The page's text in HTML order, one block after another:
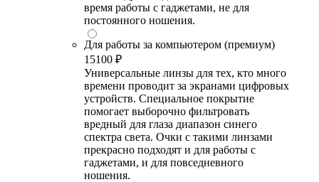
время работы с гаджетами, не для
постоянного ношения.
Для работы за компьютером (премиум)
15100 ₽
Универсальные линзы для тех, кто много
времени проводит за экранами цифровых
устройств. Специальное покрытие
помогает выборочно фильтровать
вредный для глаза диапазон синего
спектра света. Очки с такими линзами
прекрасно подходят и для работы с
гаджетами, и для повседневного
ношения.